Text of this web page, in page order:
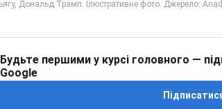
Будьте першими у курсі головного —
Google